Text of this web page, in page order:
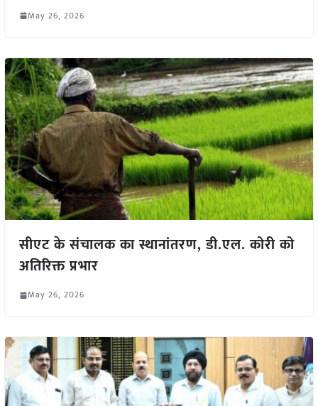
May 26, 2026
सीएट के संचालक का स्थानांतरण, डी.एल. कोरी को
अतिरिक्त प्रभार
May 26, 2026